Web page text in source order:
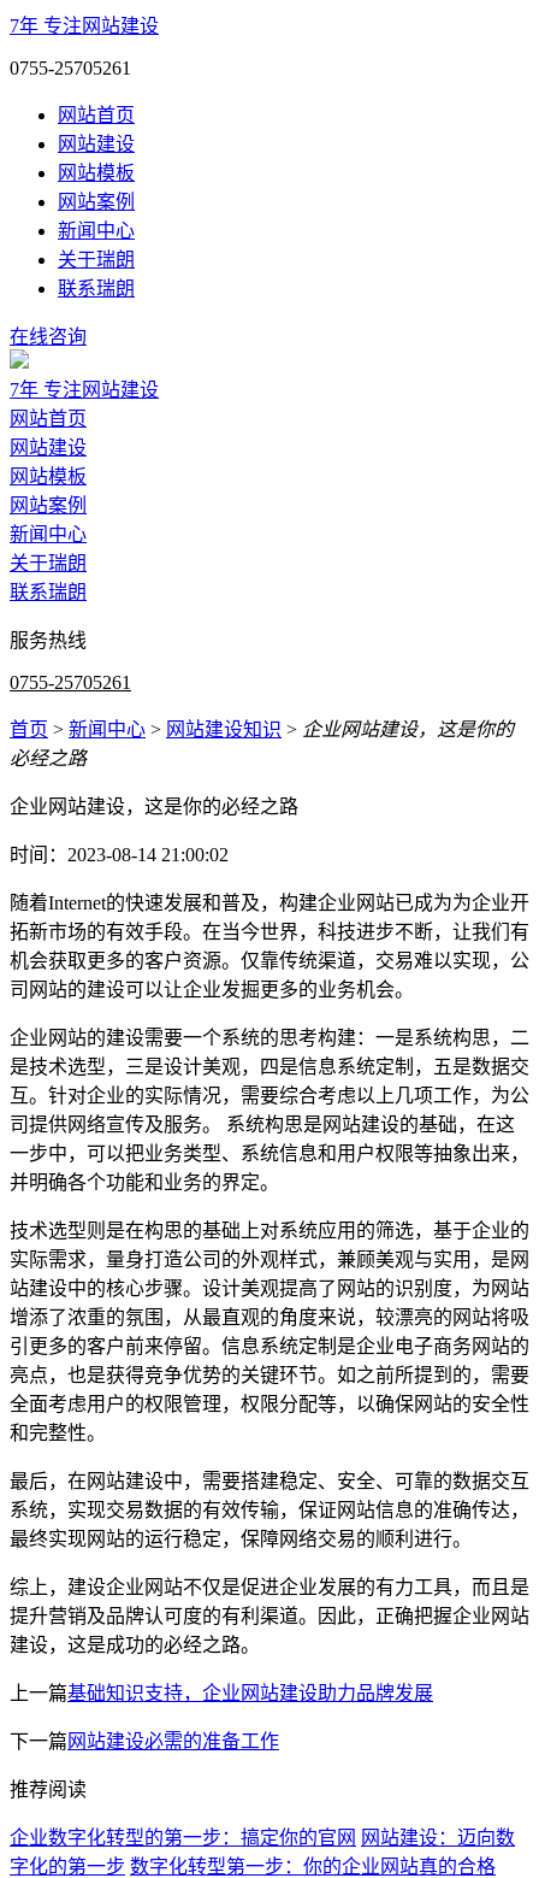
7年 专注网站建设
0755-25705261
网站首页
网站建设
网站模板
网站案例
新闻中心
关于瑞朗
联系瑞朗
在线咨询
7年 专注网站建设
网站首页
网站建设
网站模板
网站案例
新闻中心
关于瑞朗
联系瑞朗
服务热线
0755-25705261
首页 > 新闻中心 > 网站建设知识 > 企业网站建设，这是你的
必经之路
企业网站建设，这是你的必经之路
时间：2023-08-14 21:00:02
随着Internet的快速发展和普及，构建企业网站已成为为企业开
拓新市场的有效手段。在当今世界，科技进步不断，让我们有
机会获取更多的客户资源。仅靠传统渠道，交易难以实现，公
司网站的建设可以让企业发掘更多的业务机会。
企业网站的建设需要一个系统的思考构建：一是系统构思，二
是技术选型，三是设计美观，四是信息系统定制，五是数据交
互。针对企业的实际情况，需要综合考虑以上几项工作，为公
司提供网络宣传及服务。 系统构思是网站建设的基础，在这
一步中，可以把业务类型、系统信息和用户权限等抽象出来，
并明确各个功能和业务的界定。
技术选型则是在构思的基础上对系统应用的筛选，基于企业的
实际需求，量身打造公司的外观样式，兼顾美观与实用，是网
站建设中的核心步骤。设计美观提高了网站的识别度，为网站
增添了浓重的氛围，从最直观的角度来说，较漂亮的网站将吸
引更多的客户前来停留。信息系统定制是企业电子商务网站的
亮点，也是获得竞争优势的关键环节。如之前所提到的，需要
全面考虑用户的权限管理，权限分配等，以确保网站的安全性
和完整性。
最后，在网站建设中，需要搭建稳定、安全、可靠的数据交互
系统，实现交易数据的有效传输，保证网站信息的准确传达，
最终实现网站的运行稳定，保障网络交易的顺利进行。
综上，建设企业网站不仅是促进企业发展的有力工具，而且是
提升营销及品牌认可度的有利渠道。因此，正确把握企业网站
建设，这是成功的必经之路。
上一篇基础知识支持，企业网站建设助力品牌发展
下一篇 网站建设必需的准备工作
推荐阅读
企业数字化转型的第一步：搞定你的官网 网站建设：迈向数
字化的第一步 数字化转型第一步：你的企业网站真的合格